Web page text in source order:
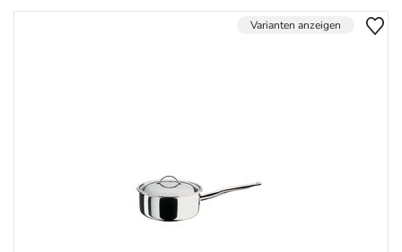
Varianten anzeigen